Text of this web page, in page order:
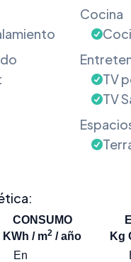
Cocina
TV
TV
CONSUMO
KWh / m2 / año
Kg
En